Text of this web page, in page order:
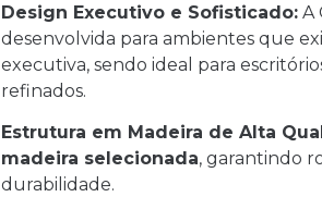
Design Executivo e Sofisticado: A
desenvolvida para ambientes que
executiva, sendo ideal para
refinados.
Estrutura em Madeira de Alta
madeira selecionada, garantindo
durabilidade.